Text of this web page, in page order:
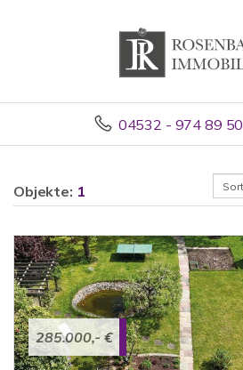
04532 - 974 89 50
Objekte: 1
285.000,- €